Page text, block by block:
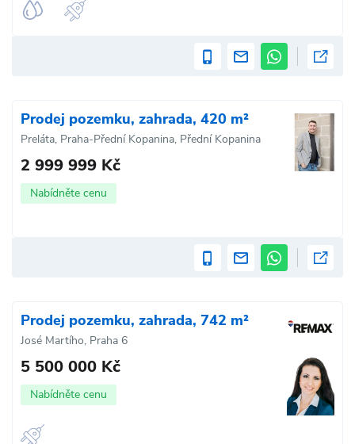
Prodej pozemku, zahrada, 420 m²
Preláta, Praha-Přední Kopanina, Přední Kopanina
2 999 999 Kč
Nabídněte cenu
Prodej pozemku, zahrada, 742 m²
José Martího, Praha 6
5 500 000 Kč
Nabídněte cenu